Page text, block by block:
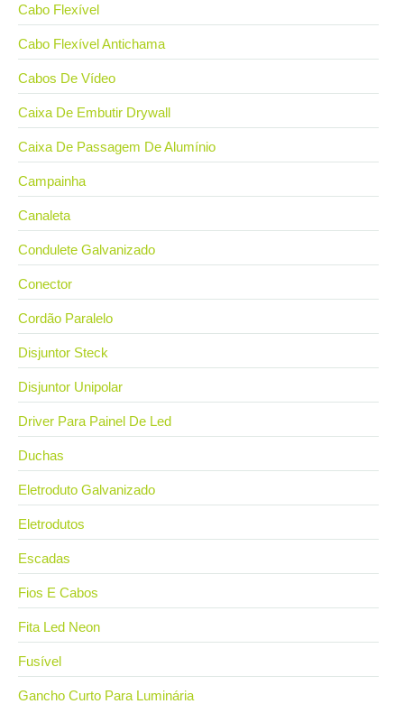
Cabo Flexível
Cabo Flexível Antichama
Cabos De Vídeo
Caixa De Embutir Drywall
Caixa De Passagem De Alumínio
Campainha
Canaleta
Condulete Galvanizado
Conector
Cordão Paralelo
Disjuntor Steck
Disjuntor Unipolar
Driver Para Painel De Led
Duchas
Eletroduto Galvanizado
Eletrodutos
Escadas
Fios E Cabos
Fita Led Neon
Fusível
Gancho Curto Para Luminária